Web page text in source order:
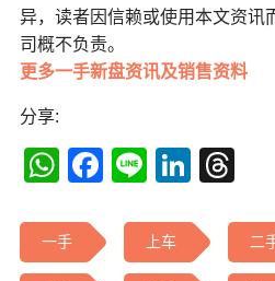
异，读者因信赖或使用本文资讯
司概不负责。
更多一手新盘资讯及销售资料
分享:
WhatsApp
Facebook
Line
一手 上车 二